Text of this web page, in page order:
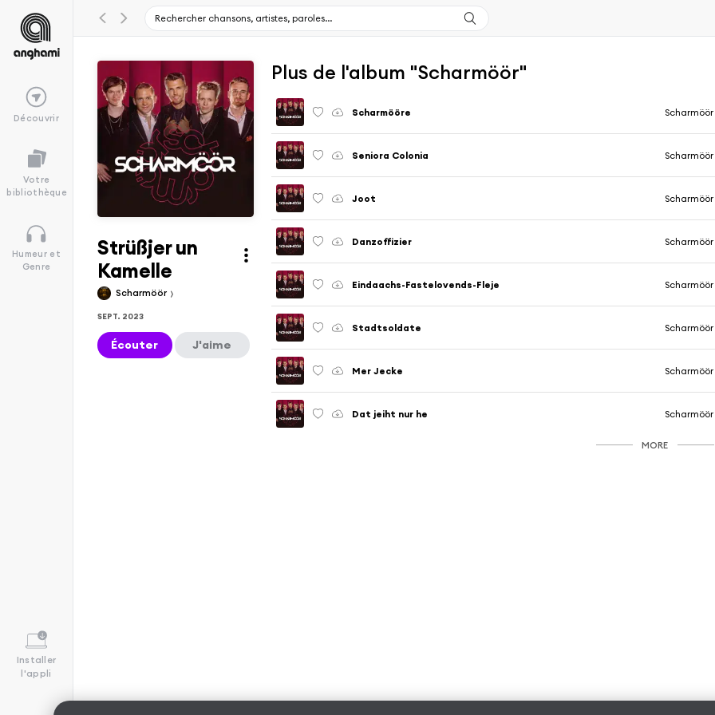
Découvrir
Votre
bibliothèque
Humeur et
Genre
Installer
l'appli
Strüßjer un
Kamelle
Scharmöör
SEPT. 2023
Écouter J'aime
Plus de l'album "Scharmöör"
Scharmööre Scharmöör
Seniora Colonia Scharmöör
Joot Scharmöör
Danzoffizier Scharmöör
Eindaachs-Fastelovends-Fleje Scharmöör
Stadtsoldate Scharmöör
Mer Jecke Scharmöör
Dat jeiht nur he Scharmöör
MORE